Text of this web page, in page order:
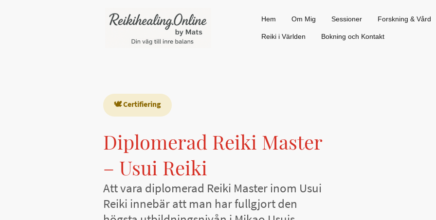
Hem Om Mig Sessioner Forskning & Vård
Reiki i Världen Bokning och Kontakt
🕊️ Certifiering
Diplomerad Reiki Master
– Usui Reiki
Att vara diplomerad Reiki Master inom Usui
Reiki innebär att man har fullgjort den